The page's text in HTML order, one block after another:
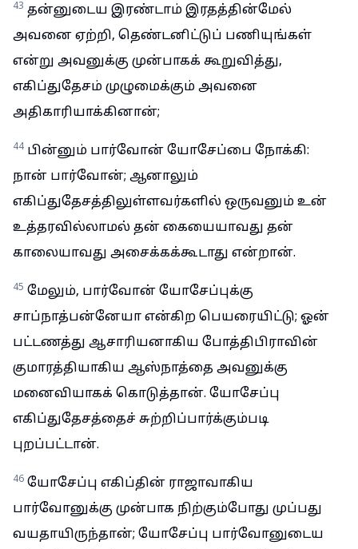
43 தன்னுடைய இரண்டாம் இரதத்தின்மேல்
அவனை ஏற்றி, தெண்டனிட்டுப் பணியுங்கள்
என்று அவனுக்கு முன்பாகக் கூறுவித்து,
எகிப்துதேசம் முழுமைக்கும் அவனை
அதிகாரியாக்கினான்;
44 பின்னும் பார்வோன் யோசேப்பை நோக்கி:
நான் பார்வோன்; ஆனாலும்
எகிப்துதேசத்திலுள்ளவர்களில் ஒருவனும் உன்
உத்தரவில்லாமல் தன் கையையாவது தன்
காலையாவது அசைக்கக்கூடாது என்றான்.
45 மேலும், பார்வோன் யோசேப்புக்கு
சாப்நாத்பன்னேயா என்கிற பெயரையிட்டு; ஓன்
பட்டணத்து ஆசாரியனாகிய போத்திபிராவின்
குமாரத்தியாகிய ஆஸ்நாத்தை அவனுக்கு
மனைவியாகக் கொடுத்தான். யோசேப்பு
எகிப்துதேசத்தைச் சுற்றிப்பார்க்கும்படி
புறப்பட்டான்.
46 யோசேப்பு எகிப்தின் ராஜாவாகிய
பார்வோனுக்கு முன்பாக நிற்கும்போது முப்பது
வயதாயிருந்தான்; யோசேப்பு பார்வோனுடைய